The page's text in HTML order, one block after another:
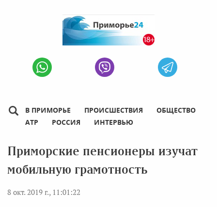
В ПРИМОРЬЕ ПРОИСШЕСТВИЯ
ОБЩЕСТВО
АТР
РОССИЯ ИНТЕРВЬЮ
Приморские пенсионеры изучат
мобильную грамотность
8 окт. 2019 г., 11:01:22